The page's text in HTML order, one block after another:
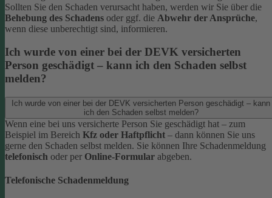
Sollten Sie den Schaden verursacht haben, werden wir Sie über die
Behebung des Schadens oder ggf. die Abwehr der Ansprüche,
wenn diese unberechtigt sind, informieren.
Ich wurde von einer bei der DEVK versicherten
Person geschädigt – kann ich den Schaden selbst
melden?
Ich wurde von einer bei der DEVK versicherten Person geschädigt – kann
ich den Schaden selbst melden?
Wenn eine bei uns versicherte Person Sie geschädigt hat – zum
Beispiel im Bereich Kfz oder Haftpflicht – dann können Sie uns
gerne den Schaden selbst melden. Sie können Ihre Schadenmeldung
telefonisch oder per Online-Formular abgeben.
Telefonische Schadenmeldung